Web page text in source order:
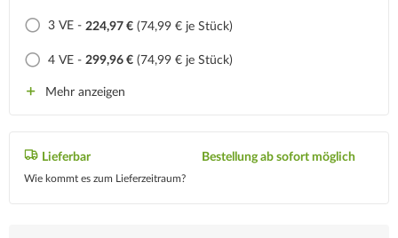
3 VE - 224,97 € (74,99 € je Stück)
4 VE - 299,96 € (74,99 € je Stück)
Mehr anzeigen
Lieferbar
Wie kommt es zum Lieferzeitraum?
Bestellung ab sofort möglich